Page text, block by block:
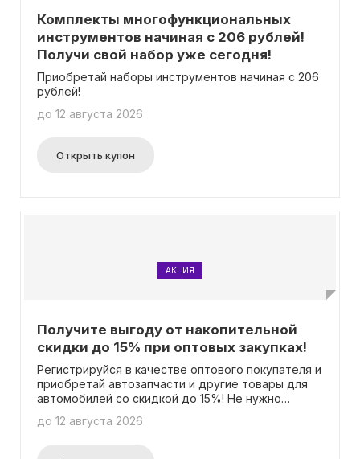
Комплекты многофункциональных
инструментов начиная с 206 рублей!
Получи свой набор уже сегодня!
Приобретай наборы инструментов начиная с 206
рублей!
до 12 августа 2026
Открыть купон
АКЦИЯ
Получите выгоду от накопительной
скидки до 15% при оптовых закупках!
Регистрируйся в качестве оптового покупателя и
приобретай автозапчасти и другие товары для
автомобилей со скидкой до 15%! Не нужно
до 12 августа 2026